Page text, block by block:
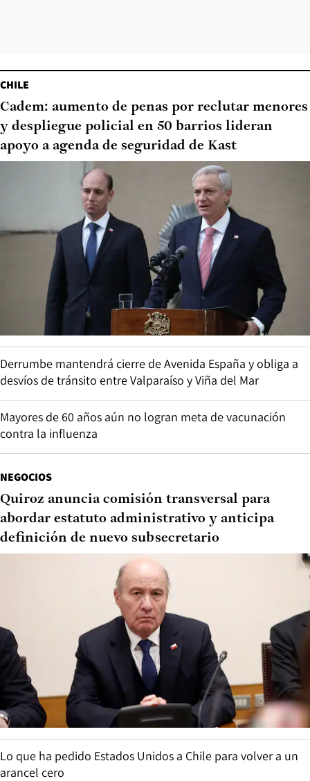
CHILE
Cadem: aumento de penas por reclutar menores
y despliegue policial en 50 barrios lideran
apoyo a agenda de seguridad de Kast
Derrumbe mantendrá cierre de Avenida España y obliga a
desvíos de tránsito entre Valparaíso y Viña del Mar
Mayores de 60 años aún no logran meta de vacunación
contra la influenza
NEGOCIOS
Quiroz anuncia comisión transversal para
abordar estatuto administrativo y anticipa
definición de nuevo subsecretario
Lo que ha pedido Estados Unidos a Chile para volver a un
arancel cero